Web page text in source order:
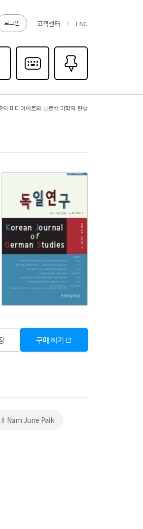
로그인 고객센터 ENG
다국어입력
즐겨찾기0
의 미디어아트와 글로컬 미학의 탄생
구매하기
# Nam June Paik